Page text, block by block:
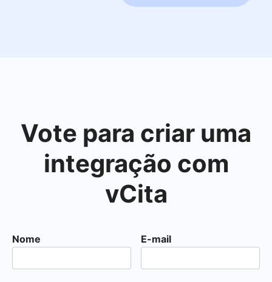
Vote para criar uma
integração com
vCita
Nome E-mail